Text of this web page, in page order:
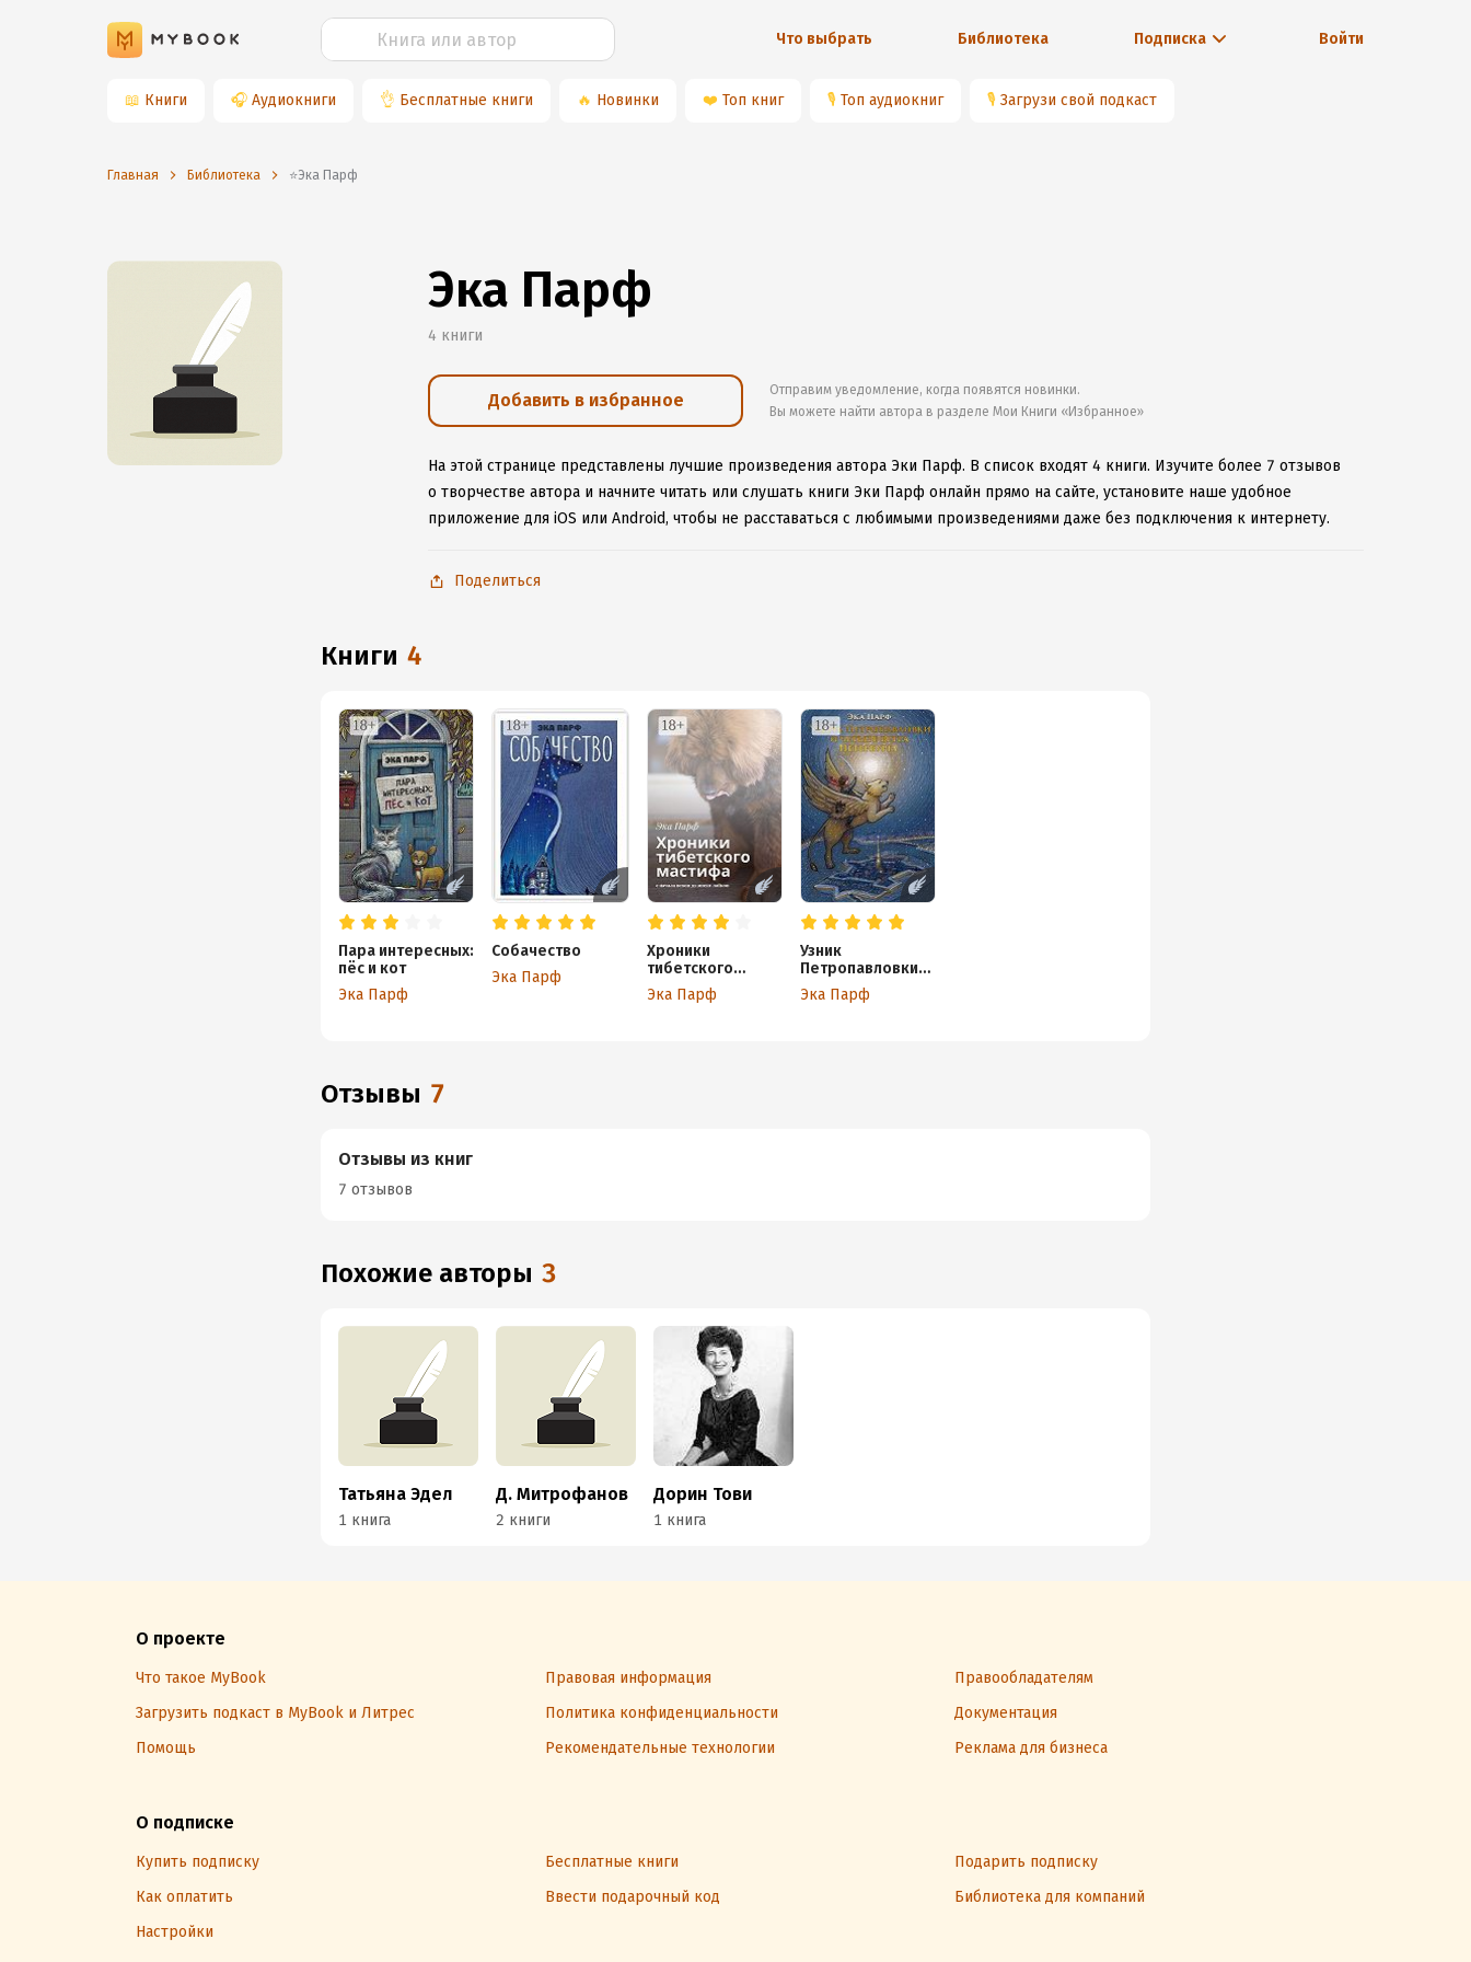
Что выбрать Библиотека Подписка Войти
📖 Книги 🎧 Аудиокниги 👌 Бесплатные книги 🔥 Новинки ❤️ Топ книг 🎙 Топ аудиокниг 🎙 Загрузи свой подкаст
Главная Библиотека ⭐️Эка Парф
Эка Парф
4 книги
Добавить в избранное
Отправим уведомление, когда появятся новинки.
Вы можете найти автора в разделе Мои Книги «Избранное»
На этой странице представлены лучшие произведения автора Эки Парф. В список входят 4 книги. Изучите более 7 отзывов
о творчестве автора и начните читать или слушать книги Эки Парф онлайн прямо на сайте, установите наше удобное
приложение для iOS или Android, чтобы не расставаться с любимыми произведениями даже без подключения к интернету.
Поделиться
книги 4
Пара интересных:
пёс и кот
Эка Парф
Собачество
Эка Парф
Хроники
тибетского
мастифа. с начала
веков до эпохи
Эка Парф
Узник
Петропавловки
и четыре ветра
Петербурга
Эка Парф
Отзывы 7
Отзывы из книг
7 отзывов
Похожие авторы 3
Татьяна Эдел
1 книга
Д. Митрофанов
2 книги
Дорин Тови
1 книга
О проекте
Что такое MyBook Правовая информация
Правообладателям
Загрузить подкаст в MyBook и Литрес
Политика конфиденциальности
Документация
Помощь
Рекомендательные технологии Реклама для бизнеса
О подписке
Купить подписку Бесплатные книги
Подарить подписку
Как оплатить
Ввести подарочный код
Библиотека для компаний
Настройки